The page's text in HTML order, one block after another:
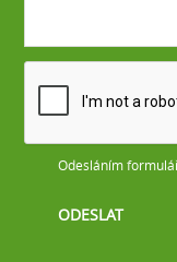
Odesláním